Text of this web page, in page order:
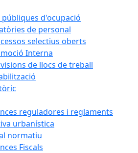
d'ocupació
de personal
selectius oberts
Interna
de llocs de treball
reguladores i reglaments
urbanística
normatiu
Fiscals